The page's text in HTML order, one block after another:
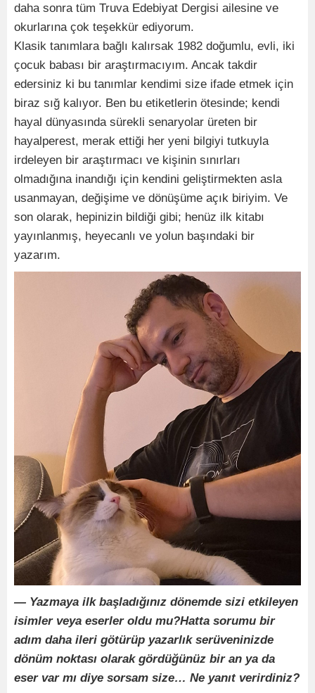
daha sonra tüm Truva Edebiyat Dergisi ailesine ve
okurlarına çok teşekkür ediyorum.
Klasik tanımlara bağlı kalırsak 1982 doğumlu, evli, iki
çocuk babası bir araştırmacıyım. Ancak takdir
edersiniz ki bu tanımlar kendimi size ifade etmek için
biraz sığ kalıyor. Ben bu etiketlerin ötesinde; kendi
hayal dünyasında sürekli senaryolar üreten bir
hayalperest, merak ettiği her yeni bilgiyi tutkuyla
irdeleyen bir araştırmacı ve kişinin sınırları
olmadığına inandığı için kendini geliştirmekten asla
usanmayan, değişime ve dönüşüme açık biriyim. Ve
son olarak, hepinizin bildiği gibi; henüz ilk kitabı
yayınlanmış, heyecanlı ve yolun başındaki bir
yazarım.
— Yazmaya ilk başladığınız dönemde sizi etkileyen
isimler veya eserler oldu mu?Hatta sorumu bir
adım daha ileri götürüp yazarlık serüveninizde
dönüm noktası olarak gördüğünüz bir an ya da
eser var mı diye sorsam size… Ne yanıt verirdiniz?